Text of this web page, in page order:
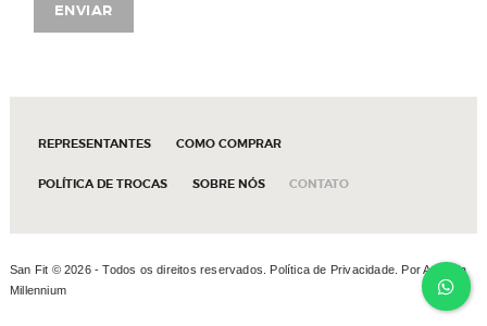
REPRESENTANTES COMO COMPRAR
POLÍTICA DE TROCAS SOBRE NÓS CONTATO
San Fit ©2026 - Todos os direitos reservados. Política de Privacidade . PorAgência
Millennium